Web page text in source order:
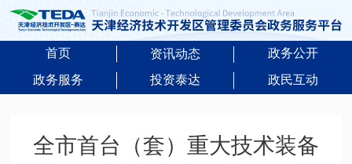
首页 资讯动态
政务公开
政务服务
投资泰达 政民互动
全市首台（套）重大技术装备